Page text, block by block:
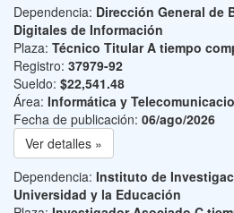
Dependencia: Dirección General de
Digitales de Información
Plaza: Técnico Titular A tiempo
Registro: 37979-92
Sueldo: $22,541.48
Área: Informática y
Fecha de publicación: 06/ago/2026
Ver detalles »
Dependencia: Instituto de
Universidad y la Educación